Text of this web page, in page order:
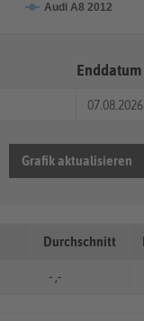
Audi A8 2012
Enddatum
Grafik aktualisieren
Durchschnitt
- ,-